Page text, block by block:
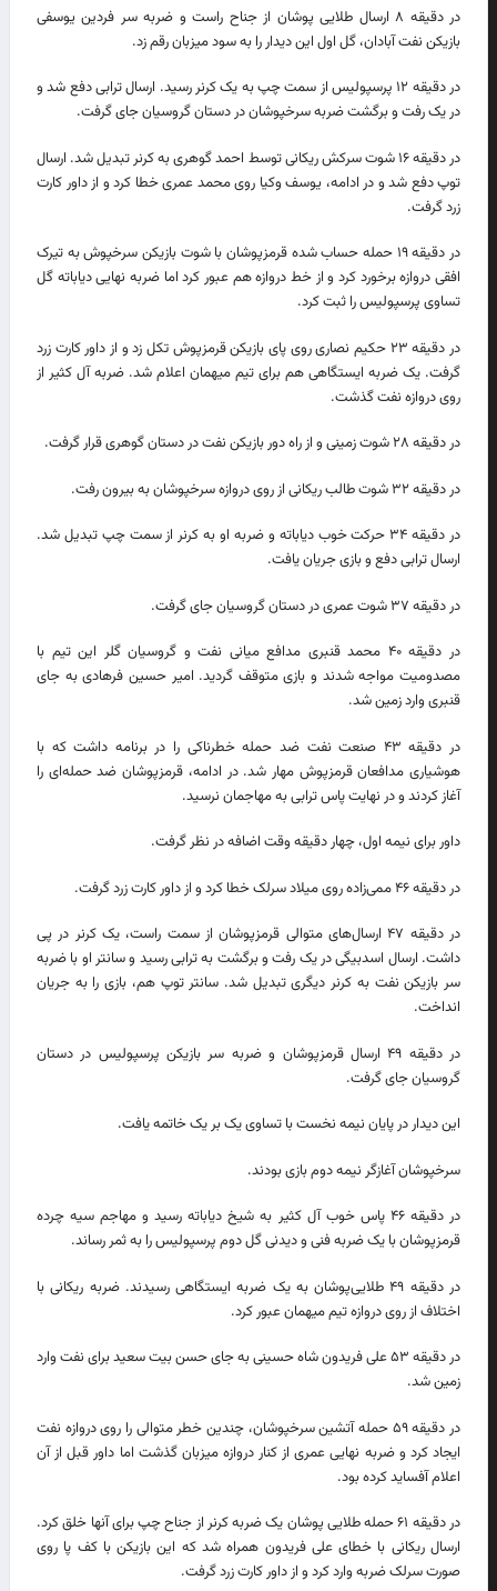
در دقیقه ۸ ارسال طلایی پوشان از جناح راست و ضربه سر فردین یوسفی
بازیکن نفت آبادان، گل اول این دیدار را به سود میزبان رقم زد.
در دقیقه ۱۲ پرسپولیس از سمت چپ به یک کرنر رسید. ارسال ترابی دفع شد و
در یک رفت و برگشت ضربه سرخپوشان در دستان گروسیان جای گرفت.
در دقیقه ۱۶ شوت سرکش ریکانی توسط احمد گوهری به کرنر تبدیل شد. ارسال
توپ دفع شد و در ادامه، یوسف وکیا روی محمد عمری خطا کرد و از داور کارت
زرد گرفت.
در دقیقه ۱۹ حمله حساب شده قرمزپوشان با شوت بازیکن سرخپوش به تیرک
افقی دروازه برخورد کرد و از خط دروازه هم عبور کرد اما ضربه نهایی دیاباته گل
تساوی پرسپولیس را ثبت کرد.
در دقیقه ۲۳ حکیم نصاری روی پای بازیکن قرمزپوش تکل زد و از داور کارت زرد
گرفت. یک ضربه ایستگاهی هم برای تیم میهمان اعلام شد. ضربه آل کثیر از
روی دروازه نفت گذشت.
در دقیقه ۲۸ شوت زمینی و از راه دور بازیکن نفت در دستان گوهری قرار گرفت.
در دقیقه ۳۲ شوت طالب ریکانی از روی دروازه سرخپوشان به بیرون رفت.
در دقیقه ۳۴ حرکت خوب دیاباته و ضربه او به کرنر از سمت چپ تبدیل شد.
ارسال ترابی دفع و بازی جریان یافت.
در دقیقه ۳۷ شوت عمری در دستان گروسیان جای گرفت.
در دقیقه ۴۰ محمد قنبری مدافع میانی نفت و گروسیان گلر این تیم با
مصدومیت مواجه شدند و بازی متوقف گردید. امیر حسین فرهادی به جای
قنبری وارد زمین شد.
در دقیقه ۴۳ صنعت نفت ضد حمله خطرناکی را در برنامه داشت که با
هوشیاری مدافعان قرمزپوش مهار شد. در ادامه، قرمزپوشان ضد حمله‌ای را
آغاز کردند و در نهایت پاس ترابی به مهاجمان نرسید.
داور برای نیمه اول، چهار دقیقه وقت اضافه در نظر گرفت.
در دقیقه ۴۶ ممی‌زاده روی میلاد سرلک خطا کرد و از داور کارت زرد گرفت.
در دقیقه ۴۷ ارسال‌های متوالی قرمزپوشان از سمت راست، یک کرنر در پی
داشت. ارسال اسدبیگی در یک رفت و برگشت به ترابی رسید و سانتر او با ضربه
سر بازیکن نفت به کرنر دیگری تبدیل شد. سانتر توپ هم، بازی را به جریان
انداخت.
در دقیقه ۴۹ ارسال قرمزپوشان و ضربه سر بازیکن پرسپولیس در دستان
گروسیان جای گرفت.
این دیدار در پایان نیمه نخست با تساوی یک بر یک خاتمه یافت.
سرخپوشان آغازگر نیمه دوم بازی بودند.
در دقیقه ۴۶ پاس خوب آل کثیر به شیخ دیاباته رسید و مهاجم سیه چرده
قرمزپوشان با یک ضربه فنی و دیدنی گل دوم پرسپولیس را به ثمر رساند.
در دقیقه ۴۹ طلایی‌پوشان به یک ضربه ایستگاهی رسیدند. ضربه ریکانی با
اختلاف از روی دروازه تیم میهمان عبور کرد.
در دقیقه ۵۳ علی فریدون شاه حسینی به جای حسن بیت سعید برای نفت وارد
زمین شد.
در دقیقه ۵۹ حمله آتشین سرخپوشان، چندین خطر متوالی را روی دروازه نفت
ایجاد کرد و ضربه نهایی عمری از کنار دروازه میزبان گذشت اما داور قبل از آن
اعلام آفساید کرده بود.
در دقیقه ۶۱ حمله طلایی پوشان یک ضربه کرنر از جناح چپ برای آنها خلق کرد.
ارسال ریکانی با خطای علی فریدون همراه شد که این بازیکن با کف پا روی
صورت سرلک ضربه وارد کرد و از داور کارت زرد گرفت.